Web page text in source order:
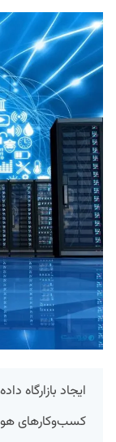
ایجاد بازارگاه
کسب‌وکارهای